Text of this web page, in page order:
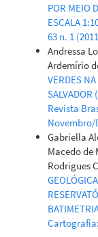
POR MEIO
ESCALA
63 n. 1
Andressa
Ardemírio
VERDES
SALVADOR
Revista
Novembro/
Gabriella
Macedo de
Rodrigues